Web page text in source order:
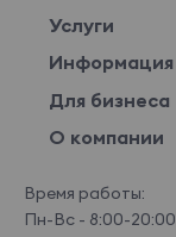
Услуги
Информация
Для бизнеса
О компании
Время работы:
Пн-Вс - 8:00-20:00